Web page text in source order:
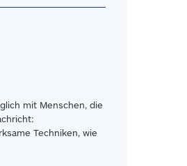
mit Menschen, die
Techniken, wie